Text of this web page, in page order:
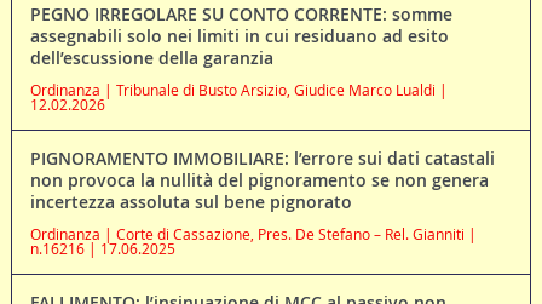
PEGNO IRREGOLARE SU CONTO CORRENTE: somme
assegnabili solo nei limiti in cui residuano ad esito
dell’escussione della garanzia
Ordinanza | Tribunale di Busto Arsizio, Giudice Marco Lualdi |
12.02.2026
PIGNORAMENTO IMMOBILIARE: l’errore sui dati catastali
non provoca la nullità del pignoramento se non genera
incertezza assoluta sul bene pignorato
Ordinanza | Corte di Cassazione, Pres. De Stefano – Rel. Gianniti |
n.16216 | 17.06.2025